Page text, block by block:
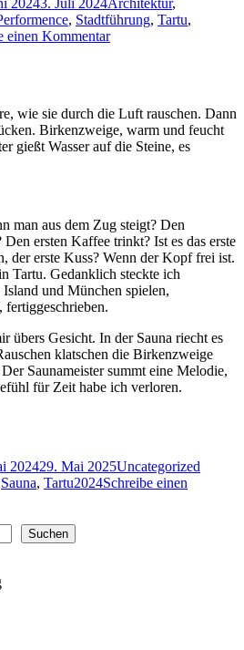
20243. Juli 2024Architektur,
, Stadtführung, Tartu,
einen Kommentarzu
wie sie durch die Luft rauschen. Dann
Birkenzweige, warm und feucht
gießt Wasser auf die Steine, es
man aus dem Zug steigt? Den
Den ersten Kaffee trinkt? Ist es das erste
der erste Kuss? Wenn der Kopf frei ist.
Tartu. Gedanklich steckte ich
und München spielen,
fertiggeschrieben.
übers Gesicht. In der Sauna riecht es
klatschen die Birkenzweige
Saunameister summt eine Melodie,
für Zeit habe ich verloren.
202429. Mai 2025Uncategorized
Sauna, Tartu2024Schreibe einen
Suchen